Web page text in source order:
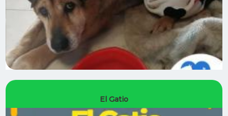
El Gatio